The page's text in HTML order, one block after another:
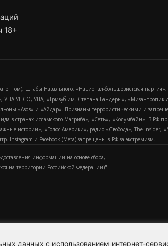
данных с использованием интернет-
18+
Штабы Навального, «Национал-большевистская
УНА-УНСО, УПА, «Тризуб им. Степана Бандеры»,
«Азов» и «Айдар». Признаны террористическими и
в странах исламского Магриба», «Сеть», «Колумбайн». В РФ
истории», «Голос Америки», радио «Свобода», The Insider,
и Facebook (Metа) запрещены в РФ за экстремизм.
информации на основе сбора,
на территории Российской Федерации)".